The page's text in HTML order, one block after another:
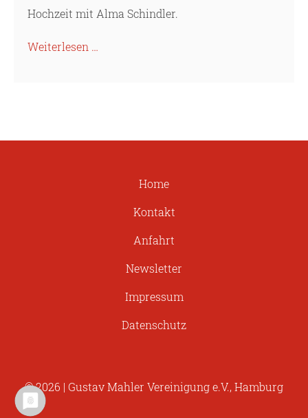
Hochzeit mit Alma Schindler.
Weiterlesen …
Home
Kontakt
Anfahrt
Newsletter
Impressum
Datenschutz
© 2026 | Gustav Mahler Vereinigung e.V., Hamburg